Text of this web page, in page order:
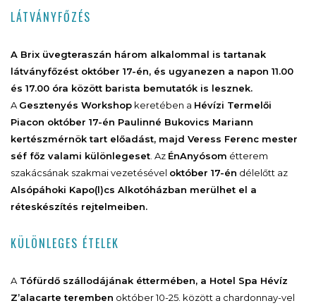
LÁTVÁNYFŐZÉS
A Brix üvegteraszán három alkalommal is tartanak
látványfőzést október 17-én, és ugyanezen a napon 11.00
és 17.00 óra között barista bemutatók is lesznek.
A Gesztenyés Workshop keretében a Hévízi Termelői
Piacon október 17-én Paulinné Bukovics Mariann
kertészmérnök tart előadást, majd Veress Ferenc mester
séf főz valami különlegeset . Az ÉnAnyósom étterem
szakácsának szakmai vezetésével október 17-én délelőtt az
Alsópáhoki Kapo(l)cs Alkotóházban merülhet el a
réteskészítés rejtelmeiben.
KÜLÖNLEGES ÉTELEK
A Tófürdő szállodájának éttermében, a Hotel Spa Hévíz
Z’alacarte teremben október 10-25. között a chardonnay-vel